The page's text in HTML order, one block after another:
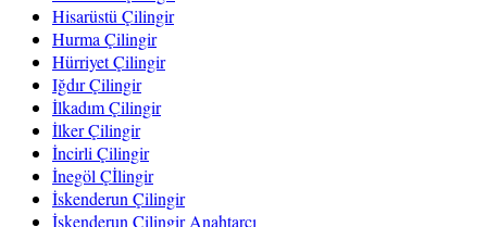
Hisarüstü Çilingir
Hurma Çilingir
Hürriyet Çilingir
Iğdır Çilingir
İlkadım Çilingir
İlker Çilingir
İncirli Çilingir
İnegöl Çİlingir
İskenderun Çilingir
İskenderun Çilingir Anahtarcı